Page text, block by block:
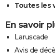
Toutes les
En savoir
Laruscade
Avis de